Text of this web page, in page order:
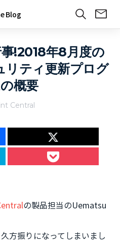
Blog
!2018年8月度の
ティ更新プログ
概要
Central
の製品担当のUematsu
方振りになってしまいまし